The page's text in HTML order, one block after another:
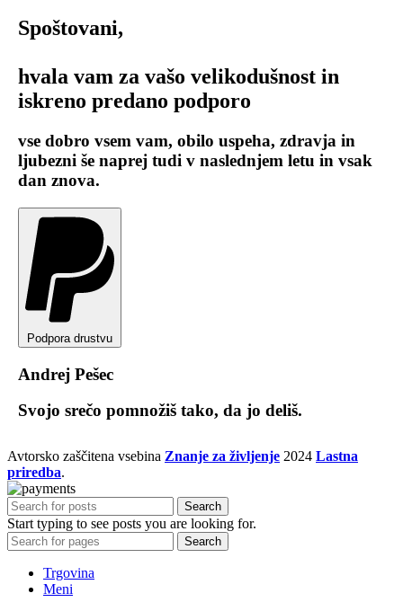
Spoštovani,
hvala vam za vašo velikodušnost in
iskreno predano podporo
vse dobro vsem vam, obilo uspeha, zdravja in
ljubezni še naprej tudi v naslednjem letu in vsak
dan znova.
Podpora drustvu
Andrej Pešec
Svojo srečo pomnožiš tako, da jo deliš.
Avtorsko zaščitena vsebina Znanje za življenje 2024 Lastna
priredba.
Search
Start typing to see posts you are looking for.
Search
Trgovina
Meni